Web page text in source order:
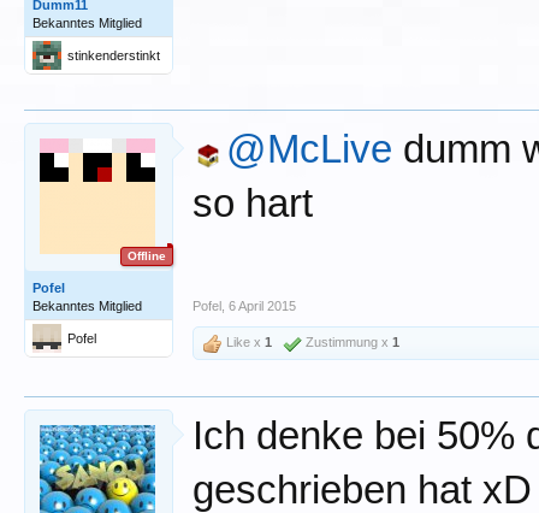
Dumm11
Bekanntes Mitglied
stinkenderstinkt
Offline
Pofel
Bekanntes Mitglied
Pofel
@McLive dumm
so hart
Pofel 6 April 2015
Like x 1 Zustimmung x 1
Ich denke bei 50%
geschrieben hat xD